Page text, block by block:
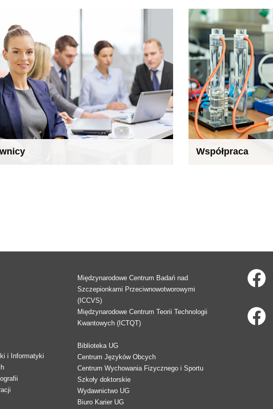
Współpraca
i Informatyki
Międzynarodowe Centrum Badań nad
Szczepionkami Przeciwnowotworowymi
(ICCVS)
Międzynarodowe Centrum Teorii Technologii
Kwantowych (ICTQT)
Biblioteka UG
Centrum Języków Obcych
Centrum Wychowania Fizycznego i Sportu
Szkoły doktorskie
Wydawnictwo UG
Biuro Karier UG